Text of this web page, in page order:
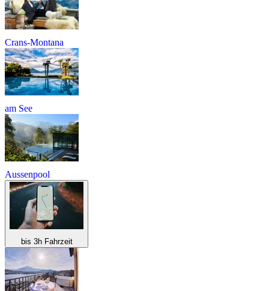
Crans-Montana
am See
Aussenpool
bis 3h Fahrzeit